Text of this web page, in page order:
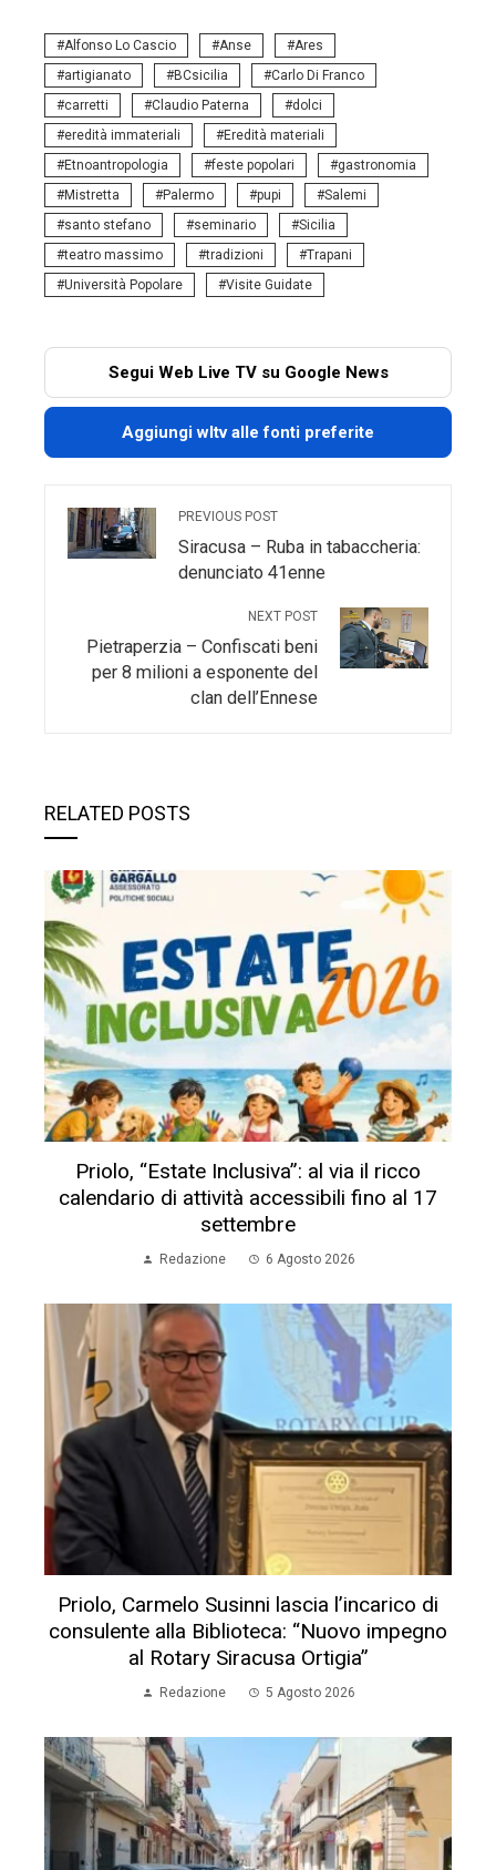
Alfonso Lo Cascio Anse
Ares
artigianato
BCsicilia
Carlo Di Franco
carretti
Claudio Paterna
dolci
eredità immateriali
Eredità materiali
Etnoantropologia
feste popolari
gastronomia
Mistretta
Palermo pupi
Salemi
santo stefano
seminario
Sicilia
teatro massimo
tradizioni
Trapani
Università Popolare
Visite Guidate
Segui Web Live TV su Google News
Aggiungi wltv alle fonti preferite
PREVIOUS POST
Siracusa – Ruba in tabaccheria:
denunciato 41enne
NEXT POST
Pietraperzia – Confiscati beni
per 8 milioni a esponente del
clan dell’Ennese
RELATED POSTS
Priolo, “Estate Inclusiva”: al via il ricco
calendario di attività accessibili fino al 17
settembre
Redazione 6 Agosto 2026
Priolo, Carmelo Susinni lascia l’incarico di
consulente alla Biblioteca: “Nuovo impegno
al Rotary Siracusa Ortigia”
Redazione 5 Agosto 2026